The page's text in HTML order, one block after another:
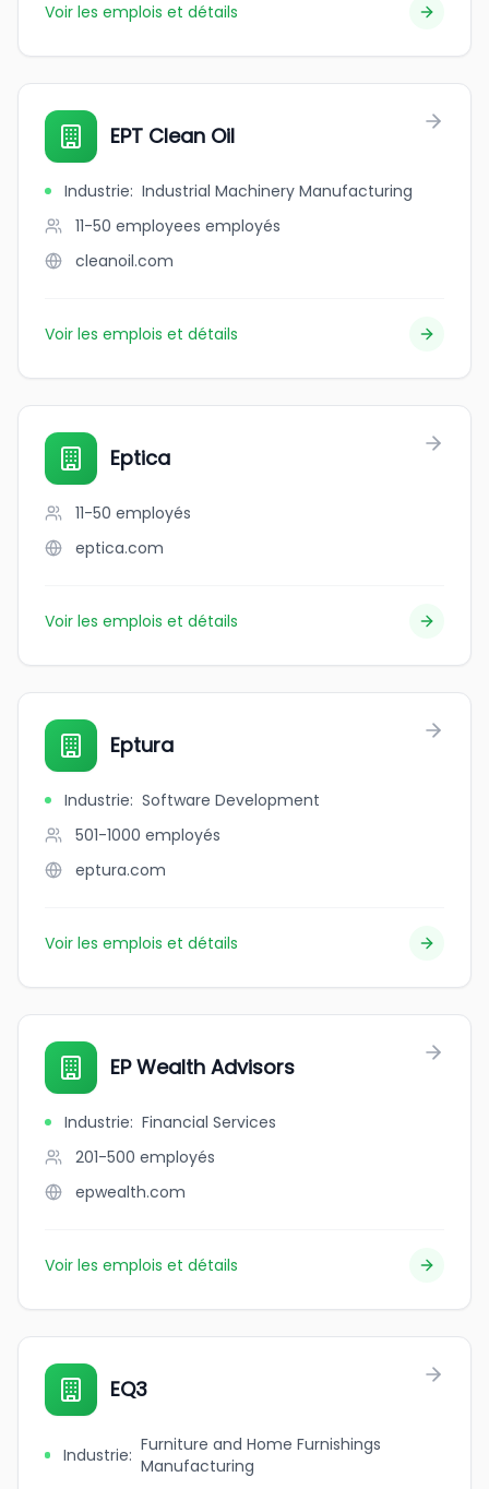
Voir les emplois et détails
EPT Clean Oil
Industrie: Industrial Machinery Manufacturing
11-50 employees employés
cleanoil.com
Voir les emplois et détails
Eptica
11-50 employés
eptica.com
Voir les emplois et détails
Eptura
Industrie: Software Development
501-1000 employés
eptura.com
Voir les emplois et détails
EP Wealth Advisors
Industrie: Financial Services
201-500 employés
epwealth.com
Voir les emplois et détails
EQ3
Industrie: Furniture and Home Furnishings
Manufacturing